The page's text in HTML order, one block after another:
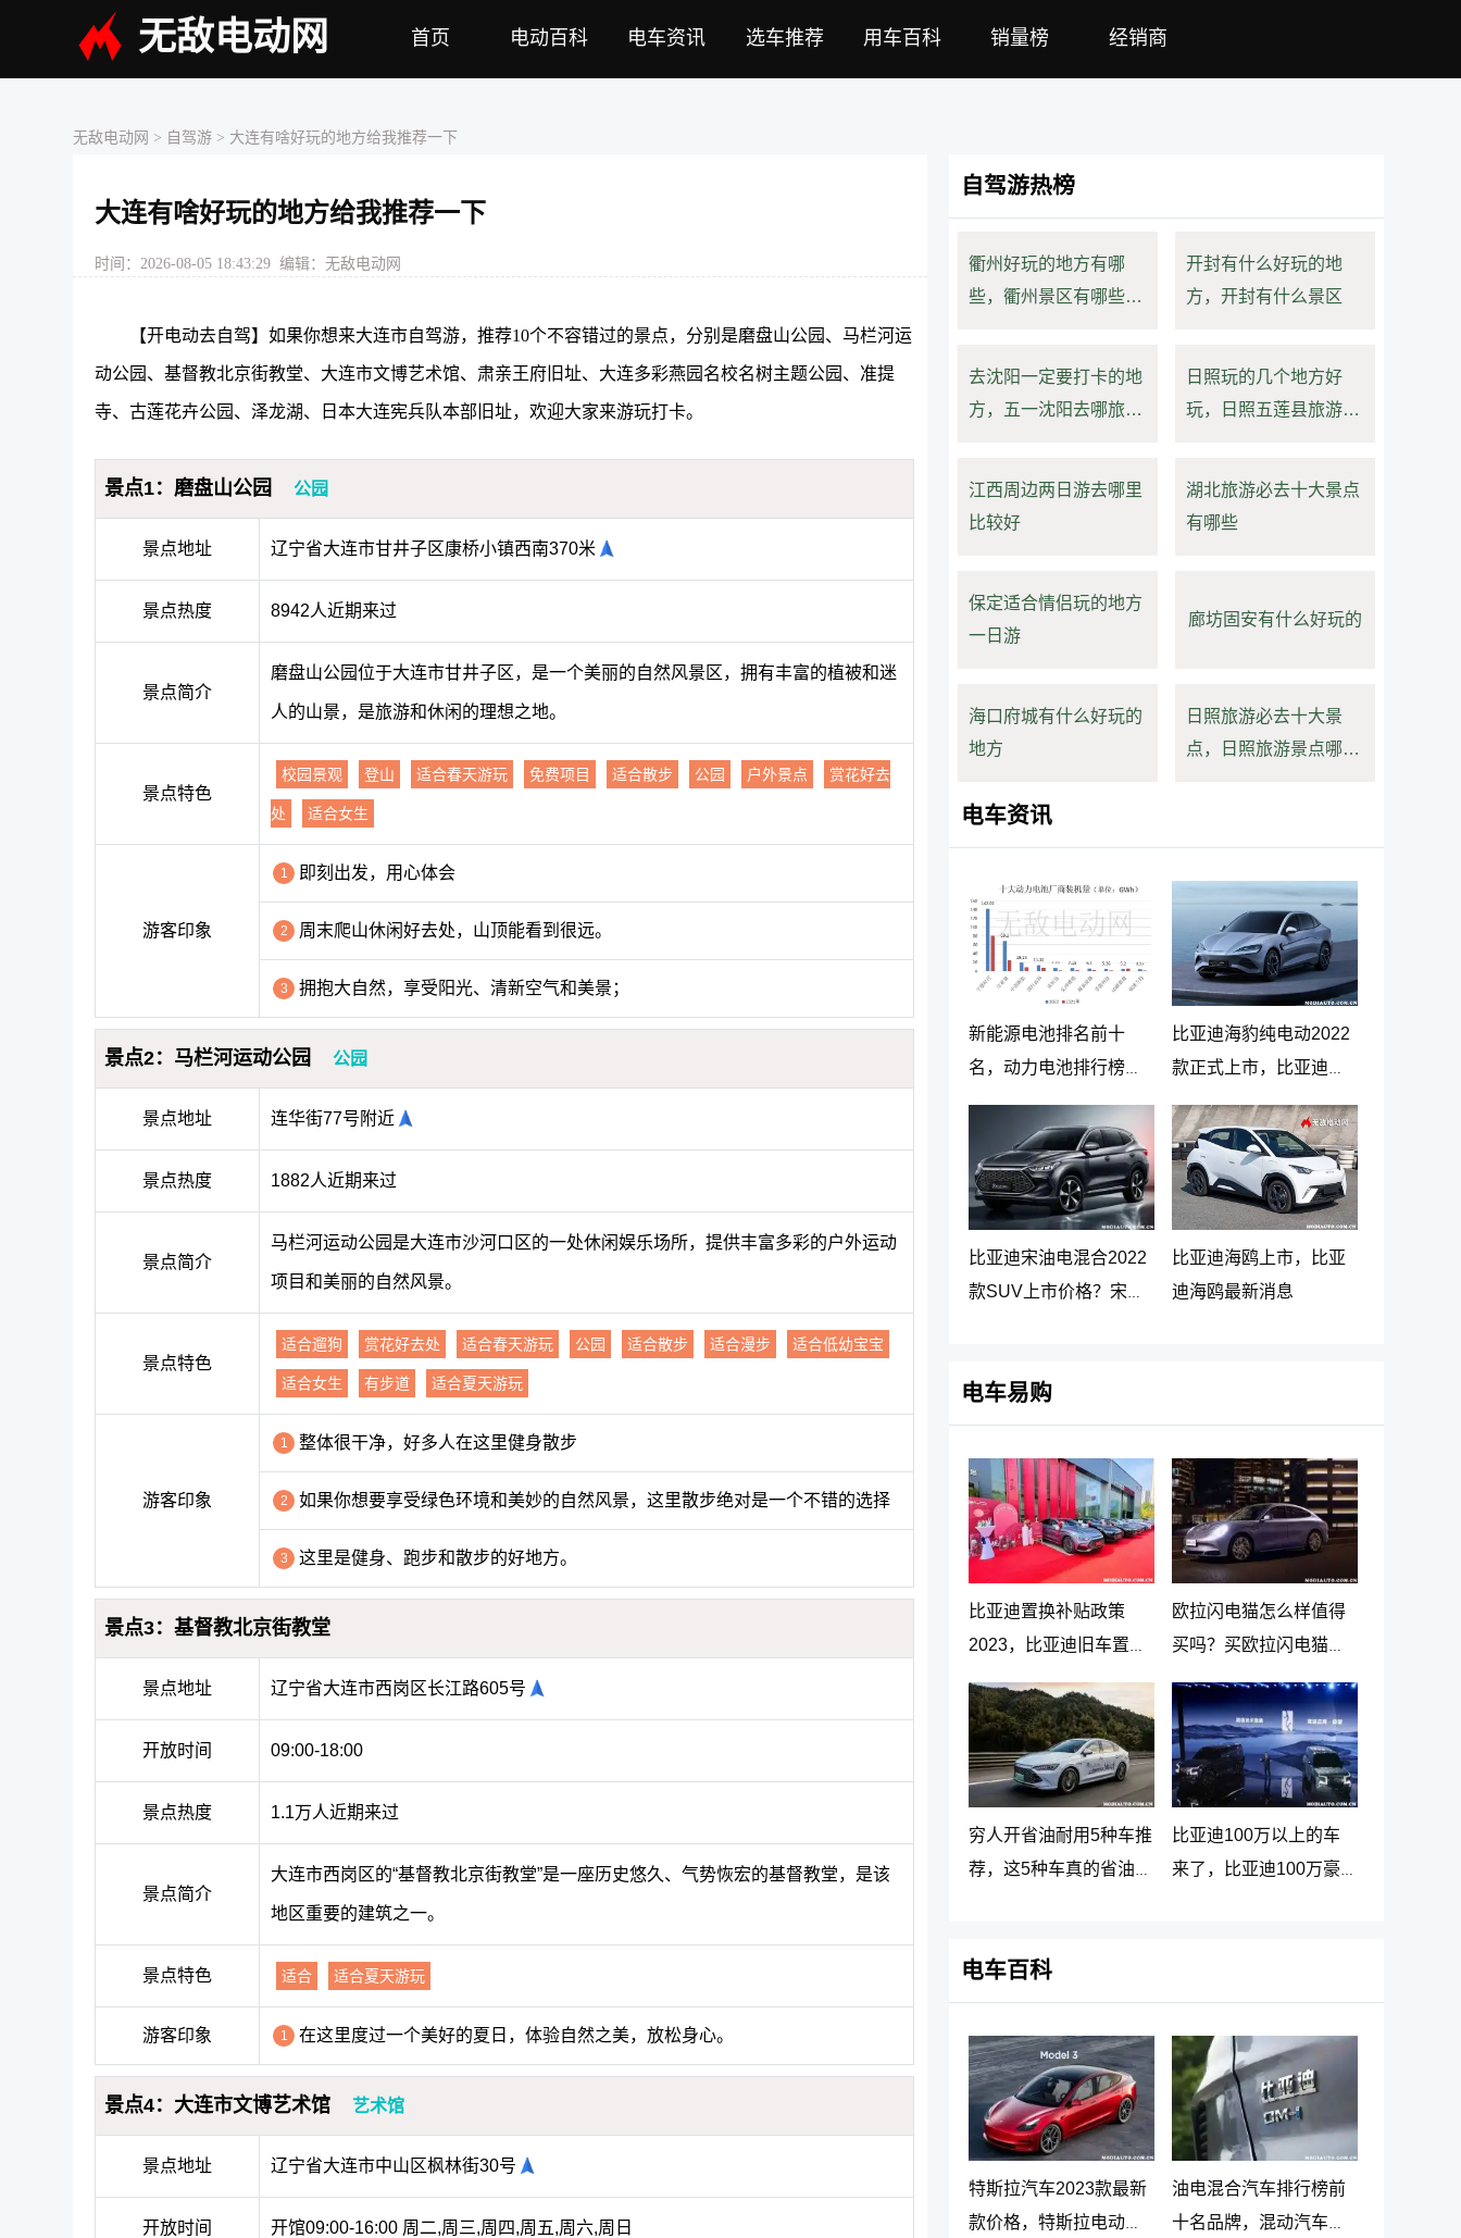
无敌电动网 首页 电动百科 电车资讯 选车推荐 用车百科 销量榜 经销商
无敌电动网 > 自驾游 > 大连有啥好玩的地方给我推荐一下
大连有啥好玩的地方给我推荐一下
时间：2026-08-05 18:43:29 编辑：无敌电动网
【开电动去自驾】如果你想来大连市自驾游，推荐10个不容错过的景点，分别是磨盘山公园、马栏河运
动公园、基督教北京街教堂、大连市文博艺术馆、肃亲王府旧址、大连多彩燕园名校名树主题公园、准提
寺、古莲花卉公园、泽龙湖、日本大连宪兵队本部旧址，欢迎大家来游玩打卡。
景点1：磨盘山公园 公园
景点地址 辽宁省大连市甘井子区康桥小镇西南370米
景点热度 8942人近期来过
景点简介
磨盘山公园位于大连市甘井子区，是一个美丽的自然风景区，拥有丰富的植被和迷
人的山景，是旅游和休闲的理想之地。
景点特色
校园景观 登山 适合春天游玩 免费项目 适合散步 公园 户外景点 赏花好去
处 适合女生
游客印象
1 即刻出发，用心体会
2 周末爬山休闲好去处，山顶能看到很远。
3 拥抱大自然，享受阳光、清新空气和美景；
景点2：马栏河运动公园 公园
景点地址 连华街77号附近
景点热度 1882人近期来过
景点简介
马栏河运动公园是大连市沙河口区的一处休闲娱乐场所，提供丰富多彩的户外运动
项目和美丽的自然风景。
景点特色
适合遛狗 赏花好去处 适合春天游玩 公园 适合散步 适合漫步 适合低幼宝宝
适合女生 有步道 适合夏天游玩
游客印象
1 整体很干净，好多人在这里健身散步
2 如果你想要享受绿色环境和美妙的自然风景，这里散步绝对是一个不错的选择
3 这里是健身、跑步和散步的好地方。
景点3：基督教北京街教堂
景点地址 辽宁省大连市西岗区长江路605号
开放时间 09:00-18:00
景点热度 1.1万人近期来过
景点简介
大连市西岗区的“基督教北京街教堂”是一座历史悠久、气势恢宏的基督教堂，是该
地区重要的建筑之一。
景点特色 适合 适合夏天游玩
游客印象 1 在这里度过一个美好的夏日，体验自然之美，放松身心。
景点4：大连市文博艺术馆 艺术馆
景点地址 辽宁省大连市中山区枫林街30号
开放时间 开馆09:00-16:00 周二,周三,周四,周五,周六,周日
自驾游热榜
衢州好玩的地方有哪
些，衢州景区有哪些景
开封有什么好玩的地
方，开封有什么景区
去沈阳一定要打卡的地
方，五一沈阳去哪旅游
日照玩的几个地方好
玩，日照五莲县旅游景
江西周边两日游去哪里
比较好
湖北旅游必去十大景点
有哪些
保定适合情侣玩的地方
一日游
廊坊固安有什么好玩的
海口府城有什么好玩的
地方
日照旅游必去十大景
点，日照旅游景点哪里
电车资讯
新能源电池排名前十
名，动力电池排行榜前
十名
比亚迪海豹纯电动2022
款正式上市，比亚迪海
豹纯电动报价20.98万起
比亚迪宋油电混合2022
款SUV上市价格？宋
比亚迪海鸥上市，比亚
迪海鸥最新消息
电车易购
比亚迪置换补贴政策
2023，比亚迪旧车置换
新车价格表
欧拉闪电猫怎么样值得
买吗？买欧拉闪电猫十
大忠告
穷人开省油耐用5种车推
荐，这5种车真的省油又
比亚迪100万以上的车
来了，比亚迪100万豪
电车百科
特斯拉汽车2023款最新
款价格，特斯拉电动汽
油电混合汽车排行榜前
十名品牌，混动汽车十